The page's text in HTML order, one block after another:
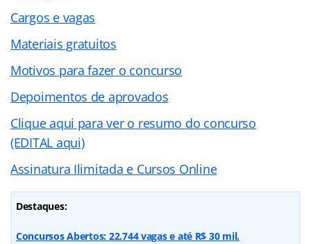
Cargos e vagas
Materiais gratuitos
Motivos para fazer o concurso
Depoimentos de aprovados
Clique aqui para ver o resumo do concurso
(EDITAL aqui)
Assinatura Ilimitada e Cursos Online
Destaques:
Concursos Abertos: 22.744 vagas e até R$ 30 mil.